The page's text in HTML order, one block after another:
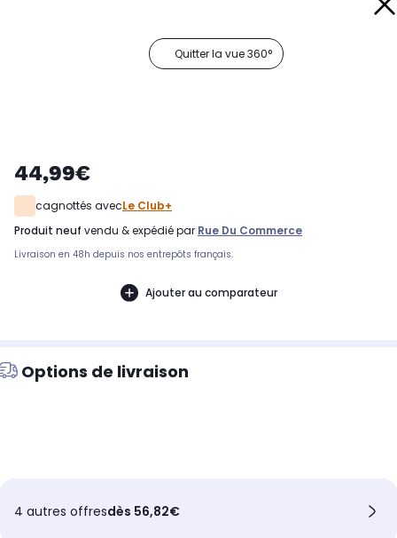
Quitter la vue 360°
44,99€
cagnottés avecLe Club+
produit neuf vendu & expédié par Rue Du Commerce
Livraison en 48h depuis nos entrepôts français.
Ajouter au comparateur
Options de livraison
4 autres offresdès 56,82€